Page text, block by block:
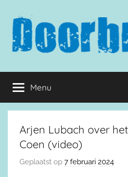
inhoud
springen
Doorbraak.eu
Menu
Arjen Lubach over
Coen (video)
Geplaatst op 7 februari 2024